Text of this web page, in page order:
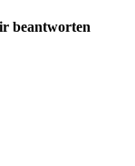
beantworten